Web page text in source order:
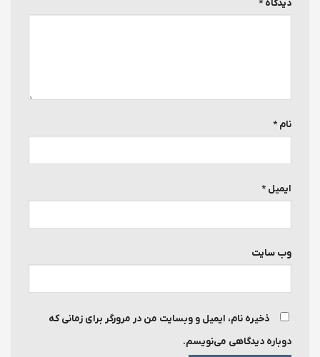
دیدگاه*
نام*
ایمیل*
وب‌ سایت
ذخیره نام، ایمیل و وبسایت من در مرورگر برای زمانی که
دوباره دیدگاهی می‌نویسم.